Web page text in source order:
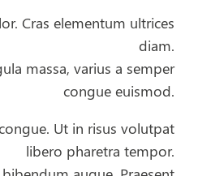
Cras elementum ultrices
diam.
massa, varius a semper
congue euismod.
Ut in risus volutpat
libero pharetra tempor.